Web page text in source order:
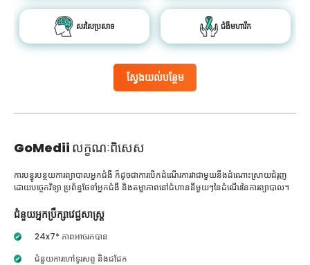
ស្វែងយល់បន្ថែម
សរសៃប្រសាទ ជំងឺមហារីក
GoMedii លក្ខណៈពិសេស
ការបន្ធូរបន្ថយការព្យាបាលអ្នកជំងឺ ក៏ដូចជាការបើកដំណើរការវាជាមួយនឹងដំណោះស្រាយជំរុញ
ដោយបច្ចេកវិទ្យា ប្រព័ន្ធថែទាំអ្នកជំងឺ និងតម្លាភាពនៅជំហាននីមួយៗនៃដំណើរនៃការព្យាបាល។
ជំនួយអ្នកប្រឹក្សាវេជ្ជសាស្ត្រ
24x7* ភាពអាចរកបាន
ជំនួយការហៅទូរសព្ទ និងជជែក